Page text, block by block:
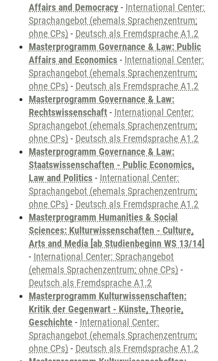
Affairs and Democracy - International Center:
Sprachangebot (ehemals Sprachenzentrum;
ohne CPs) - Deutsch als Fremdsprache A1.2
Masterprogramm Governance & Law: Public
Affairs and Economics - International Center:
Sprachangebot (ehemals Sprachenzentrum;
ohne CPs) - Deutsch als Fremdsprache A1.2
Masterprogramm Governance & Law:
Rechtswissenschaft - International Center:
Sprachangebot (ehemals Sprachenzentrum;
ohne CPs) - Deutsch als Fremdsprache A1.2
Masterprogramm Governance & Law:
Staatswissenschaften - Public Economics,
Law and Politics - International Center:
Sprachangebot (ehemals Sprachenzentrum;
ohne CPs) - Deutsch als Fremdsprache A1.2
Masterprogramm Humanities & Social
Sciences: Kulturwissenschaften - Culture,
Arts and Media [ab Studienbeginn WS 13/14]
- International Center: Sprachangebot
(ehemals Sprachenzentrum; ohne CPs) -
Deutsch als Fremdsprache A1.2
Masterprogramm Kulturwissenschaften:
Kritik der Gegenwart - Künste, Theorie,
Geschichte - International Center:
Sprachangebot (ehemals Sprachenzentrum;
ohne CPs) - Deutsch als Fremdsprache A1.2